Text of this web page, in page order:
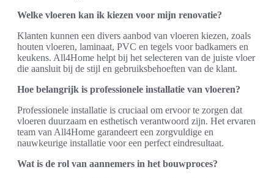
Welke vloeren kan ik kiezen voor mijn renovatie?
Klanten kunnen een divers aanbod van vloeren kiezen, zoals
houten vloeren, laminaat, PVC en tegels voor badkamers en
keukens. All4Home helpt bij het selecteren van de juiste vloer
die aansluit bij de stijl en gebruiksbehoeften van de klant.
Hoe belangrijk is professionele installatie van vloeren?
Professionele installatie is cruciaal om ervoor te zorgen dat
vloeren duurzaam en esthetisch verantwoord zijn. Het ervaren
team van All4Home garandeert een zorgvuldige en
nauwkeurige installatie voor een perfect eindresultaat.
Wat is de rol van aannemers in het bouwproces?